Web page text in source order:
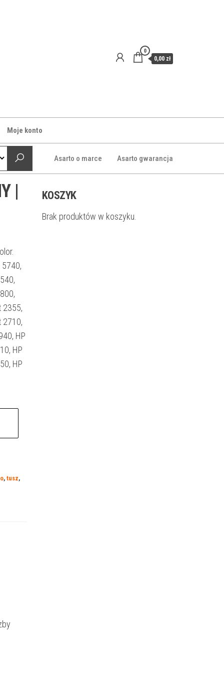
0
0,00 zł
Moje konto
Asarto o marce Asarto gwarancja
|
2355,
2710,
HP
HP
HP
, tusz,
KOSZYK
Brak produktów w koszyku.